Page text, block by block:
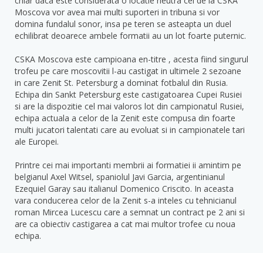
Moscova vor avea mai multi suporteri in tribuna si vor
domina fundalul sonor, insa pe teren se asteapta un duel
echilibrat deoarece ambele formatii au un lot foarte puternic.
CSKA Moscova este campioana en-titre , acesta fiind singurul
trofeu pe care moscovitii l-au castigat in ultimele 2 sezoane
in care Zenit St. Petersburg a dominat fotbalul din Rusia.
Echipa din Sankt Petersburg este castigatoarea Cupei Rusiei
si are la dispozitie cel mai valoros lot din campionatul Rusiei,
echipa actuala a celor de la Zenit este compusa din foarte
multi jucatori talentati care au evoluat si in campionatele tari
ale Europei.
Printre cei mai importanti membrii ai formatiei ii amintim pe
belgianul Axel Witsel, spaniolul Javi Garcia, argentinianul
Ezequiel Garay sau italianul Domenico Criscito. In aceasta
vara conducerea celor de la Zenit s-a inteles cu tehnicianul
roman Mircea Lucescu care a semnat un contract pe 2 ani si
are ca obiectiv castigarea a cat mai multor trofee cu noua
echipa.